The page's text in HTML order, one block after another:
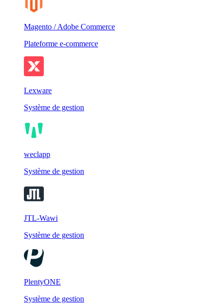
Magento / Adobe Commerce
Plateforme e-commerce
Lexware
Système de gestion
weclapp
Système de gestion
JTL-Wawi
Système de gestion
PlentyONE
Système de gestion